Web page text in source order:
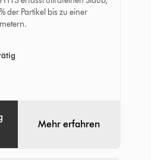
der Partikel bis zu einer
Mehr erfahren